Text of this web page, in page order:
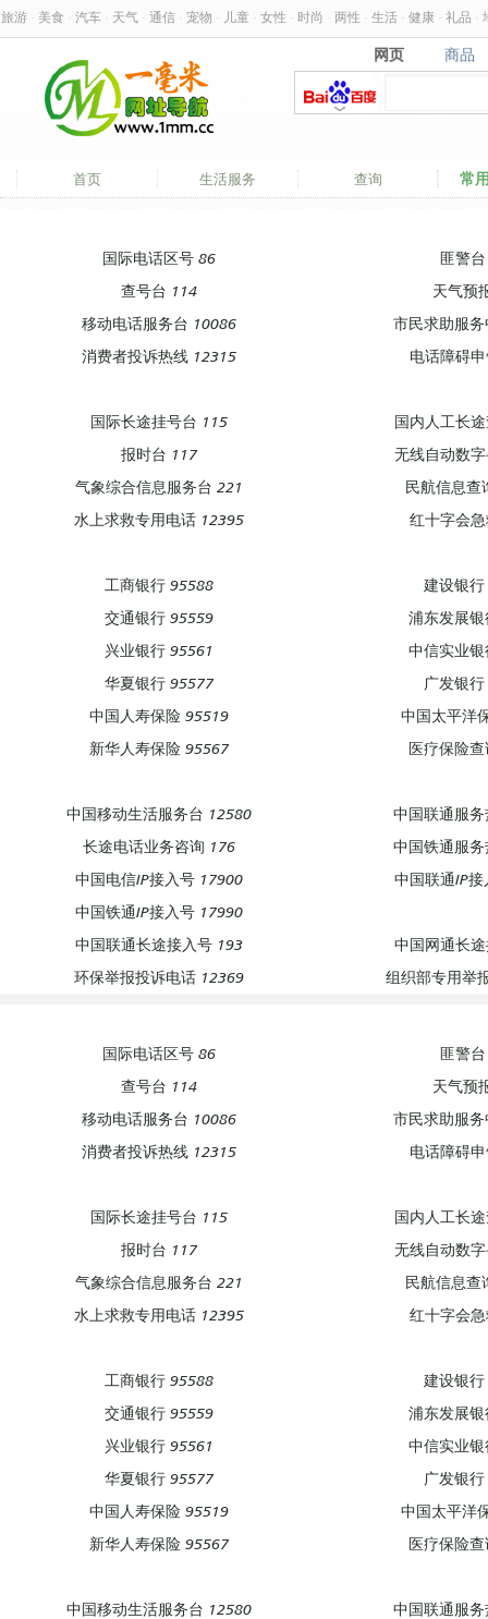
旅游 美食 汽车 天气 通信 宠物 儿童 女性 时尚 两性 生活 健康 礼品
网页
网页 商品
商品
首页 生活服务 查询 常
国际电话区号 86
匪警
查号台 114
天气预
移动电话服务台 10086
市民求助服
消费者投诉热线 12315
电话障碍
国际长途挂号台 115
国内人工长
报时台 117
无线自动数
气象综合信息服务台 221
民航信息查
水上求救专用电话 12395
红十字会
工商银行 95588
建设银
交通银行 95559
浦东发展
兴业银行 95561
中信实业
华夏银行 95577
广发银
中国人寿保险 95519
中国太平洋
新华人寿保险 95567
医疗保险
中国移动生活服务台 12580
中国联通服
长途电话业务咨询 176
中国铁通服
中国电信IP接入号 17900
中国联通IP
中国铁通IP接入号 17990
中国联通长途接入号 193
中国网通长
环保举报投诉电话 12369
组织部专用举
国际电话区号 86
匪警
查号台 114
天气预
移动电话服务台 10086
市民求助服
消费者投诉热线 12315
电话障碍
国际长途挂号台 115
国内人工长
报时台 117
无线自动数
气象综合信息服务台 221
民航信息查
水上求救专用电话 12395
红十字会
工商银行 95588
建设银
交通银行 95559
浦东发展
兴业银行 95561
中信实业
华夏银行 95577
广发银
中国人寿保险 95519
中国太平洋
新华人寿保险 95567
医疗保险
中国移动生活服务台 12580
中国联通服